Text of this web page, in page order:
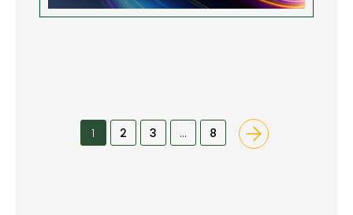
1 2 3 … 8